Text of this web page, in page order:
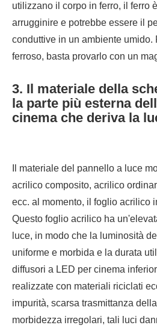
utilizzano il corpo in ferro, il ferro
arrugginire e potrebbe essere il
conduttive in un ambiente umido.
ferroso, basta provarlo con un
3. Il materiale della
la parte più esterna
cinema che deriva la
Il materiale del pannello a luce
acrilico composito, acrilico
ecc. al momento, il foglio acrilico
Questo foglio acrilico ha
luce, in modo che la luminosità
uniforme e morbida e la durata
diffusori a LED per cinema
realizzate con materiali riciclati
impurità, scarsa trasmittanza
morbidezza irregolari, tali luci